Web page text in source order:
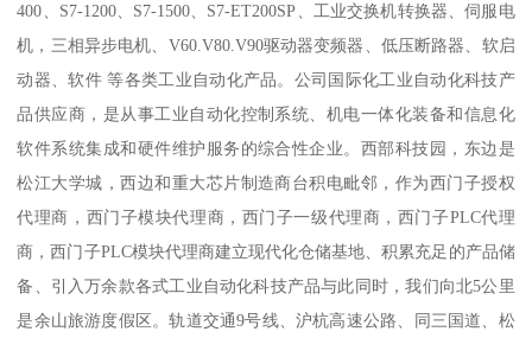
400、S7-1200、S7-1500、S7-ET200SP、工业交换机转换器、伺服电
机，三相异步电机、V60.V80.V90驱动器变频器、低压断路器、软启
动器、软件 等各类工业自动化产品。公司国际化工业自动化科技产
品供应商，是从事工业自动化控制系统、机电一体化装备和信息化
软件系统集成和硬件维护服务的综合性企业。西部科技园，东边是
松江大学城，西边和重大芯片制造商台积电毗邻，作为西门子授权
代理商，西门子模块代理商，西门子一级代理商，西门子PLC代理
商，西门子PLC模块代理商建立现代化仓储基地、积累充足的产品储
备、引入万余款各式工业自动化科技产品与此同时，我们向北5公里
是余山旅游度假区。轨道交通9号线、沪杭高速公路、同三国道、松